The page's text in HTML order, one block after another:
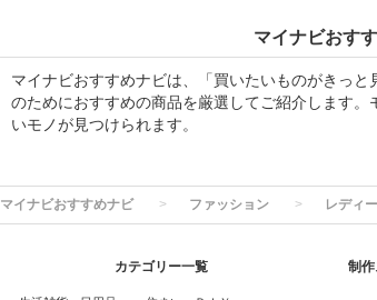
マイナビおす
マイナビおすすめナビは、「買いたいものがきっ
のためにおすすめの商品を厳選してご紹介します
いモノが見つけられます。
マイナビおすすめナビ ファッション レディ
カテゴリー一覧 制